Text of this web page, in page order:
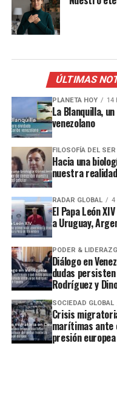
ÚLTIMAS
PLANETA HOY 14
La Blanquilla,
venezolano
FILOSOFÍA DEL SER
Hacia una
nuestra
RADAR GLOBAL 4
El Papa León
a Uruguay,
PODER &
Diálogo en
dudas
Rodríguez y
SOCIEDAD GLOBAL
Crisis
marítimas ante
presión europea